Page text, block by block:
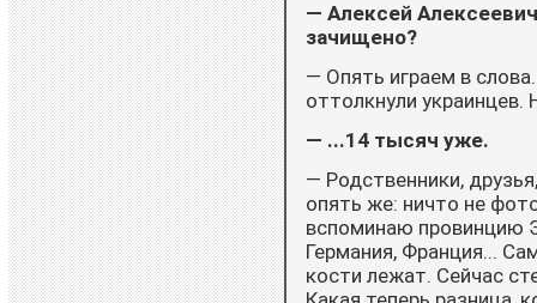
— Алексей
зачищено?
— Опять играем в
оттолкнули
— ...14 тысяч уже.
— Родственники,
опять же: ничто не
вспоминаю провинцию
Германия, Франция...
кости лежат. Сейчас